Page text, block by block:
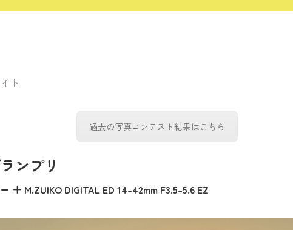
ト
過去の写真コンテスト結果はこちら
ンプリ
＋ M.ZUIKO DIGITAL ED 14-42mm F3.5-5.6 EZ